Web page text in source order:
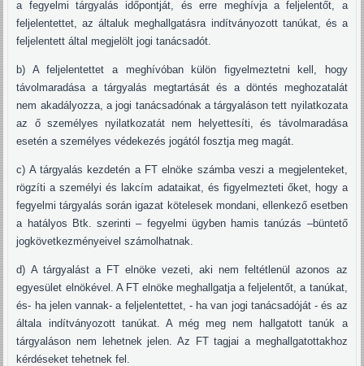
a fegyelmi tárgyalás időpontját, és erre meghívja a feljelentőt, a
feljelentettet, az általuk meghallgatásra indítványozott tanúkat, és a
feljelentett által megjelölt jogi tanácsadót.
b) A feljelentettet a meghívóban külön figyelmeztetni kell, hogy
távolmaradása a tárgyalás megtartását és a döntés meghozatalát
nem akadályozza, a jogi tanácsadónak a tárgyaláson tett nyilatkozata
az ő személyes nyilatkozatát nem helyettesíti, és távolmaradása
esetén a személyes védekezés jogától fosztja meg magát.
c) A tárgyalás kezdetén a FT elnöke számba veszi a megjelenteket,
rögzíti a személyi és lakcím adataikat, és figyelmezteti őket, hogy a
fegyelmi tárgyalás során igazat kötelesek mondani, ellenkező esetben
a hatályos Btk. szerinti – fegyelmi ügyben hamis tanúzás –büntető
jogkövetkezményeivel számolhatnak.
d) A tárgyalást a FT elnöke vezeti, aki nem feltétlenül azonos az
egyesület elnökével. A FT elnöke meghallgatja a feljelentőt, a tanúkat,
és- ha jelen vannak- a feljelentettet, - ha van jogi tanácsadóját - és az
általa indítványozott tanúkat. A még meg nem hallgatott tanúk a
tárgyaláson nem lehetnek jelen. Az FT tagjai a meghallgatottakhoz
kérdéseket tehetnek fel.